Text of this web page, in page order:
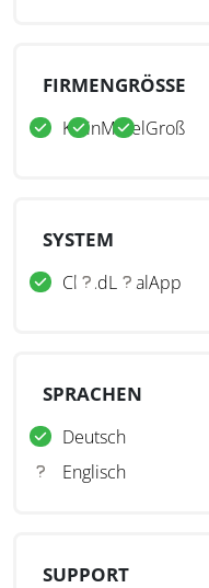
FIRMENGRÖSSE
KleinMittelGroß
SYSTEM
CloudLokalApp
SPRACHEN
Deutsch
Englisch
SUPPORT